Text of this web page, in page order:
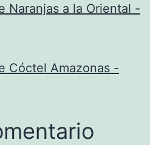
Naranjas a la Oriental -
Cóctel Amazonas -